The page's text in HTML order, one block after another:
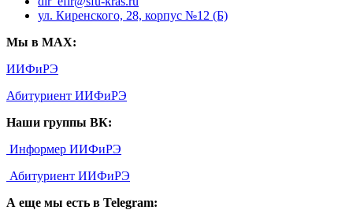
ул. Киренского, 28, корпус №12 (Б)
Мы в MAX:
ИИФиРЭ
Абитуриент ИИФиРЭ
Наши группы ВК:
Информер ИИФиРЭ
Абитуриент ИИФиРЭ
А еще мы есть в Telegram: